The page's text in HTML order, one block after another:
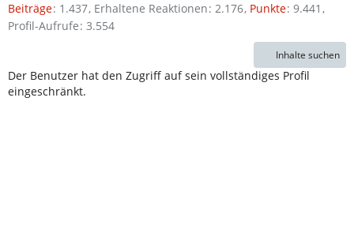
Beiträge 1.437 Erhaltene Reaktionen 2.176 Punkte 9.441
Profil-Aufrufe 3.554
Inhalte suchen
Der Benutzer hat den Zugriff auf sein vollständiges Profil
eingeschränkt.